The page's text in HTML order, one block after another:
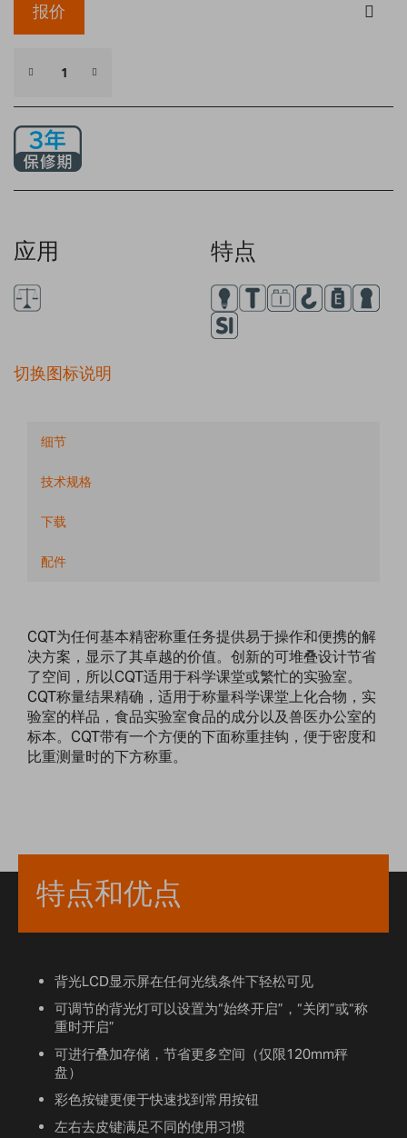
报价
应用 特点
切换图标说明
细节
技术规格
下载
配件
CQT为任何基本精密称重任务提供易于操作和便携的解
决方案，显示了其卓越的价值。创新的可堆叠设计节省
了空间，所以CQT适用于科学课堂或繁忙的实验室。
CQT称量结果精确，适用于称量科学课堂上化合物，实
验室的样品，食品实验室食品的成分以及兽医办公室的
标本。CQT带有一个方便的下面称重挂钩，便于密度和
比重测量时的下方称重。
特点和优点
背光LCD显示屏在任何光线条件下轻松可见
可调节的背光灯可以设置为“始终开启”，“关闭”或“称
重时开启”
可进行叠加存储，节省更多空间（仅限120mm秤
盘）
彩色按键更便于快速找到常用按钮
左右去皮键满足不同的使用习惯